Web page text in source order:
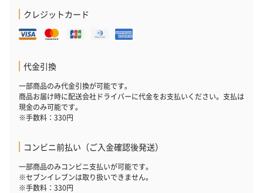
ンセンススティック
ンセンススティック
お酒
クレジットカード
代金引換
一部商品のみ代金引換が可能です。
商品お届け時に配送会社ドライバーに代金をお支払いください。支払は
現金のみ可能です。
※手数料：330円
コンビニ前払い（ご入金確認後発送）
一部商品のみコンビニ支払いが可能です。
※セブンイレブンは取り扱いできません。
※手数料：330円